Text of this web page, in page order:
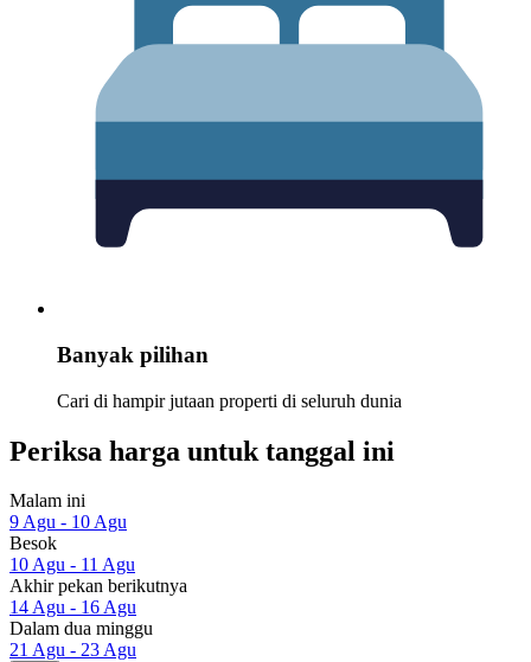
Banyak pilihan
Cari di hampir jutaan properti di seluruh dunia
Periksa harga untuk tanggal ini
Malam ini
9 Agu - 10 Agu
Besok
10 Agu - 11 Agu
Akhir pekan berikutnya
14 Agu - 16 Agu
Dalam dua minggu
21 Agu - 23 Agu